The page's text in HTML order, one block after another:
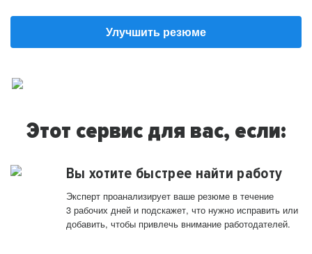
Улучшить резюме
Этот сервис для вас, если:
Вы хотите быстрее найти работу
Эксперт проанализирует ваше резюме в течение
3 рабочих дней и подскажет, что нужно исправить или
добавить, чтобы привлечь внимание работодателей.